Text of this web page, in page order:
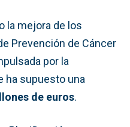
la mejora de los
Prevención de Cáncer
por la
ha supuesto una
de euros.